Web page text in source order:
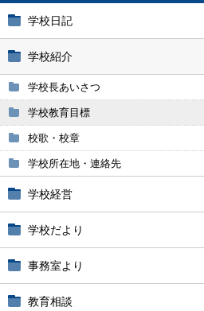
学校日記
学校紹介
学校長あいさつ
学校教育目標
校歌・校章
学校所在地・連絡先
学校経営
学校だより
事務室より
教育相談